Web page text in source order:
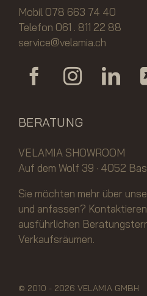
Mobil 078 663 74 40
Telefon 061 . 811 22 88
service@velamia.ch
BERATUNG
VELAMIA SHOWROOM
Auf dem Wolf 39 · 4052
Sie möchten mehr über
und anfassen?
ausführlichen
Verkaufsräumen.
© 2010 - 2026 VELAMIA GMBH